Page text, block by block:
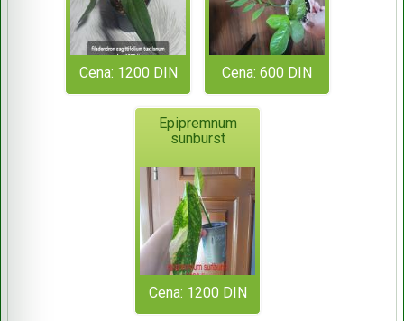
Cena: 1200 DIN Cena: 600 DIN
Epipremnum
sunburst
Cena: 1200 DIN